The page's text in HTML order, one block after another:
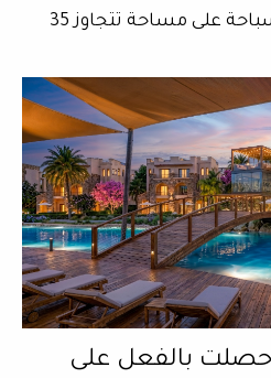
كما يضم لاجونز قابلة للسباحة على مساحة تتجاوز 35
بالفعل على